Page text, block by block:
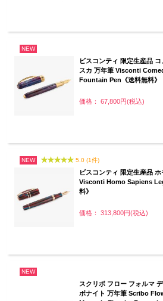
NEW
ビスコンティ 限定生産品
スカ 万年筆 Visconti
Fountain Pen《送料無料》
価格： 67,800円(税込)
NEW 5.0 (1件)
ビスコンティ 限定生産品
Visconti Homo Sapiens
料》
価格： 313,800円(税込)
NEW
スクリボ フロー フォルマ
ボナイト 万年筆 Scribo